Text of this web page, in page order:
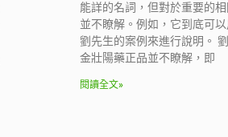
能詳的名詞，但對於重要的
並不瞭解。例如，它到底可
劉先生的案例來進行說明。
金壯陽藥正品並不瞭解，即
閱讀全文»